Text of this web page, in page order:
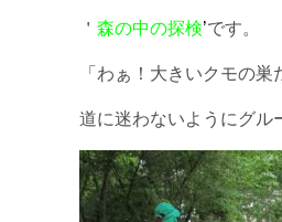
＇ 森の中の探検’です。
「わぁ！大きいクモの
道に迷わないようにグル